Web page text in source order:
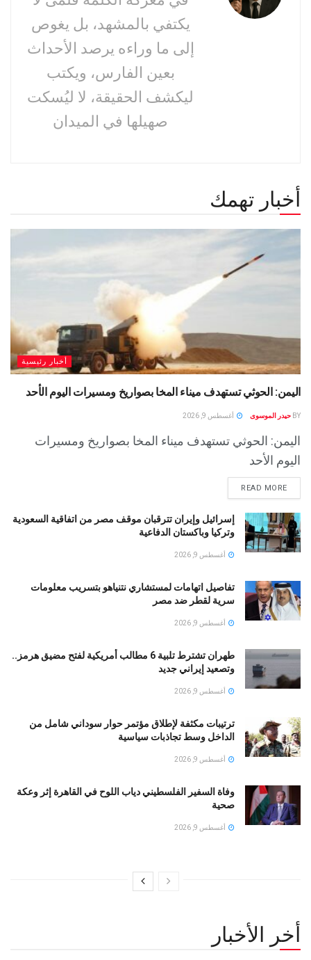
يكتفي بالمشهد، بل يغوص
إلى ما وراءه يرصد الأحداث
بعين الفارس، ويكتب
ليكشف الحقيقة، لا ليُسكت
صهيلها في الميدان
أخبار تهمك
أخبار رئيسية
اليمن: الحوثي تستهدف ميناء المخا بصواريخ ومسيرات اليوم الأحد
BY حيدر الموسوى أغسطس 9, 2026
اليمن: الحوثي تستهدف ميناء المخا بصواريخ ومسيرات
اليوم الأحد
READ MORE
إسرائيل وإيران تترقبان موقف مصر من اتفاقية السعودية
وتركيا وباكستان الدفاعية
أغسطس 9, 2026
تفاصيل اتهامات لمستشاري نتنياهو بتسريب معلومات
سرية لقطر ضد مصر
أغسطس 9, 2026
طهران تشترط تلبية 6 مطالب أمريكية لفتح مضيق هرمز..
وتصعيد إيراني جديد
أغسطس 9, 2026
ترتيبات مكثفة لإطلاق مؤتمر حوار سوداني شامل من
الداخل وسط تجاذبات سياسية
أغسطس 9, 2026
وفاة السفير الفلسطيني دياب اللوح في القاهرة إثر وعكة
صحية
أغسطس 9, 2026
أخر الأخبار